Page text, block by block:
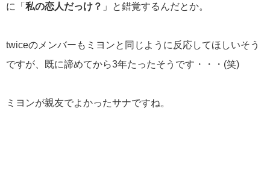
に「 私の恋人だっけ？ 」と錯覚するんだとか。
twiceのメンバーもミヨンと同じように反応してほしいそう
ですが、既に諦めてから3年たったそうです・・・(笑)
ミヨンが親友でよかったサナですね。